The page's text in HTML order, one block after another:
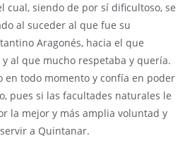
cual, siendo de por sí dificultoso, se
al suceder al que fue su
Aragonés, hacia el que
al que mucho respetaba y quería.
en todo momento y confía en poder
pues si las facultades naturales le
la mejor y más amplia voluntad y
a Quintanar.